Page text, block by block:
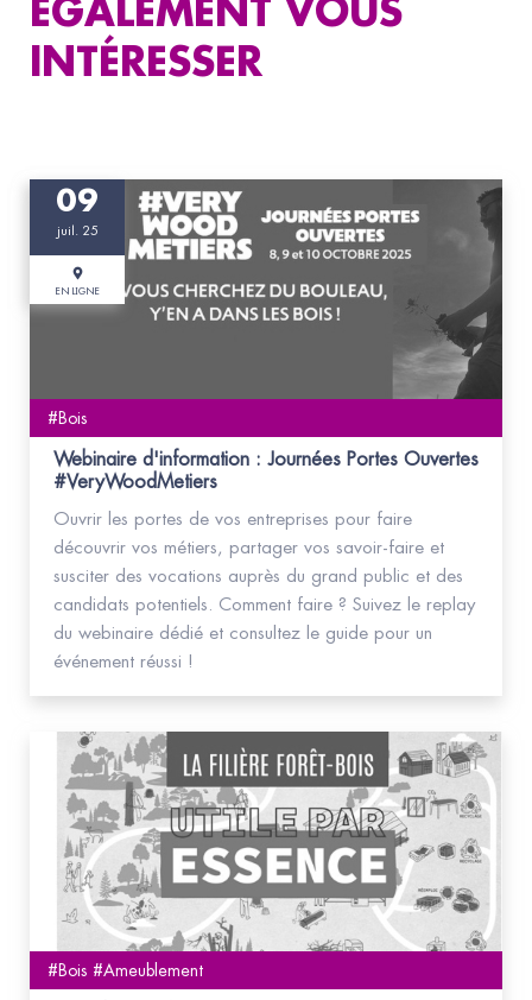
ÉGALEMENT VOUS
INTÉRESSER
09
juil. 25
EN LIGNE
#Bois
Webinaire d'information : Journées Portes Ouvertes
#VeryWoodMetiers
Ouvrir les portes de vos entreprises pour faire
découvrir vos métiers, partager vos savoir-faire et
susciter des vocations auprès du grand public et des
candidats potentiels. Comment faire ? Suivez le replay
du webinaire dédié et consultez le guide pour un
événement réussi !
#Bois #Ameublement